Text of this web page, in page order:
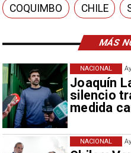
MÁS
Joaquín
silencio
medida
NACIONAL
NACIONAL
COQUIMBO CHILE